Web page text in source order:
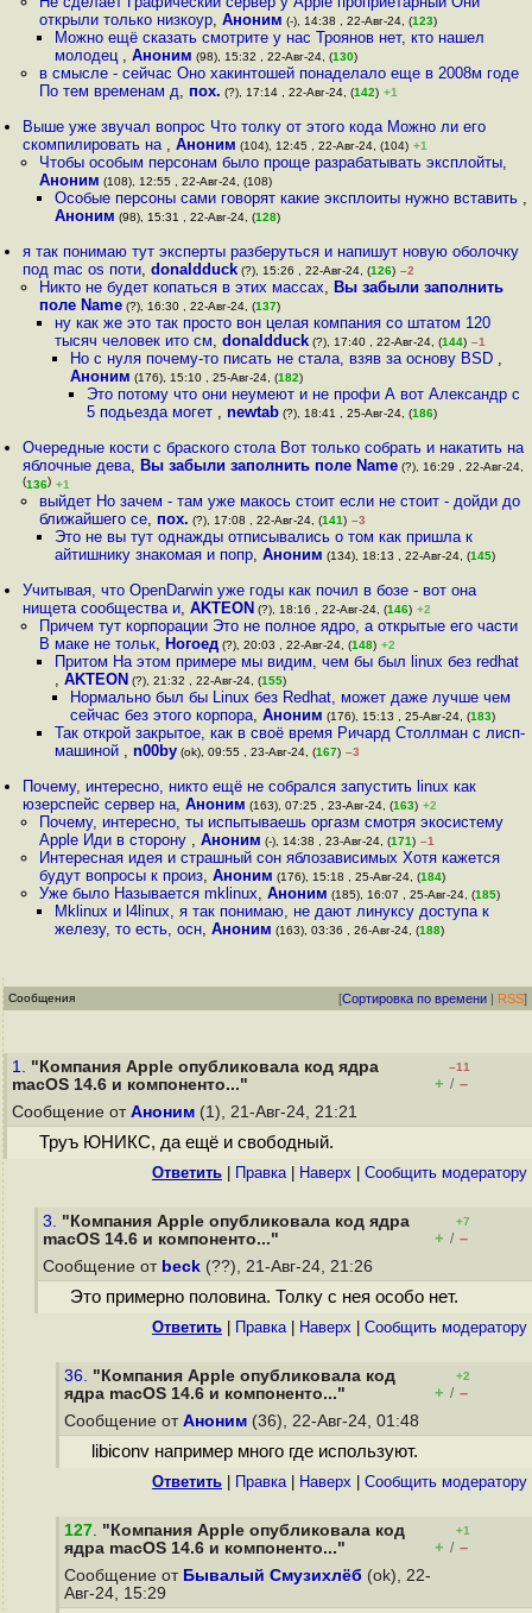
открыли только низкоур, Аноним (-), 14:38 , 22-Авг-24, (123)
Можно ещё сказать смотрите у нас Троянов нет, кто нашел
молодец , Аноним (98), 15:32 , 22-Авг-24, (130)
в смысле - сейчас Оно хакинтошей понаделало еще в 2008м годе
По тем временам д, пох. (?), 17:14 , 22-Авг-24, (142) +1
Выше уже звучал вопрос Что толку от этого кода Можно ли его
скомпилировать на ,Аноним (104), 12:45 , 22-Авг-24, (104) +1
Чтобы особым персонам было проще разрабатывать эксплойты,
Аноним (108), 12:55 , 22-Авг-24, (108)
Особые персоны сами говорят какие эксплоиты нужно вставить ,
Аноним (98), 15:31 , 22-Авг-24, (128)
я так понимаю тут эксперты разберуться и напишут новую оболочку
под mac os поти,donaldduck (?), 15:26 , 22-Авг-24, (126) –2
Никто не будет копаться в этих массах, Вы забыли заполнить
поле Name(?), 16:30 , 22-Авг-24, (137)
ну как же это так просто вон целая компания со штатом 120
тысяч человек ито см, donaldduck(?), 17:40 , 22-Авг-24, (144) –1
Но с нуля почему-то писать не стала, взяв за основу BSD ,
Аноним (176), 15:10 , 25-Авг-24, (182)
Это потому что они неумеют и не профи А вот Александр с
5 подьезда могет , newtab(?), 18:41 , 25-Авг-24, (186)
Очередные кости с браского стола Вот только собрать и накатить на
яблочные дева, Вы забыли заполнить поле Name (?), 16:29 , 22-Авг-24,
(136) +1
выйдет Но зачем - там уже макось стоит если не стоит - дойди до
ближайшего се, пох. (?), 17:08 , 22-Авг-24, (141) –3
Это не вы тут однажды отписывались о том как пришла к
айтишнику знакомая и попр, Аноним (134), 18:13 , 22-Авг-24, (145)
Учитывая, что OpenDarwin уже годы как почил в бозе - вот она
нищета сообщества и,AKTEON (?), 18:16 , 22-Авг-24, (146) +2
Причем тут корпорации Это не полное ядро, а открытые его части
В маке не тольк, Ногоед(?), 20:03 , 22-Авг-24, (148) +2
Притом На этом примере мы видим, чем бы был linux без redhat
, AKTEON (?), 21:32 , 22-Авг-24, (155)
Нормально был бы Linux без Redhat, может даже лучше чем
сейчас без этого корпора,Аноним (176), 15:13 , 25-Авг-24, (183)
Так открой закрытое, как в своё время Ричард Столлман с лисп-
машиной , n00by(ok), 09:55 , 23-Авг-24, (167) –3
Почему, интересно, никто ещё не собрался запустить linux как
юзерспейс сервер на,Аноним (163), 07:25 , 23-Авг-24, (163) +2
Почему, интересно, ты испытываешь оргазм смотря экосистему
Apple Иди в сторону , Аноним (-), 14:38 , 23-Авг-24, (171) –1
Интересная идея и страшный сон яблозависимых Хотя кажется
будут вопросы к произ, Аноним (176), 15:18 , 25-Авг-24, (184)
Уже было Называется mklinux, Аноним (185), 16:07 , 25-Авг-24, (185)
Mklinux и l4linux, я так понимаю, не дают линуксу доступа к
железу, то есть, осн, Аноним (163), 03:36 , 26-Авг-24, (188)
Сообщения [Сортировка по времени | RSS]
1. "Компания Apple опубликовала код ядра
macOS 14.6 и компоненто..."
–11
+ / –
Сообщение от Аноним (1), 21-Авг-24, 21:21
Труъ ЮНИКС, да ещё и свободный.
Ответить Правка| Наверх Cообщить модератору
3. "Компания Apple опубликовала код ядра
macOS 14.6 и компоненто..."
+7
+ / –
Сообщение от beck (??), 21-Авг-24, 21:26
Это примерно половина. Толку с нея особо нет.
Ответить Правка| Наверх Cообщить модератору
36. "Компания Apple опубликовала код
ядра macOS 14.6 и компоненто..."
+2
+ / –
Сообщение от Аноним (36), 22-Авг-24, 01:48
libiconv например много где используют.
Ответить Правка| Наверх Cообщить модератору
127. "Компания Apple опубликовала код
ядра macOS 14.6 и компоненто..."
+1
+ / –
Сообщение от Бывалый Смузихлёб (ok), 22-
Авг-24, 15:29